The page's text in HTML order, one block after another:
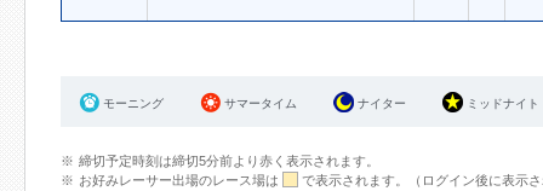
モーニング サマータイム ナイター ミッドナイト
締切予定時刻は締切5分前より赤く表示されます。
お好みレーサー出場のレース場は
で表示されます。（ログイン後に表示